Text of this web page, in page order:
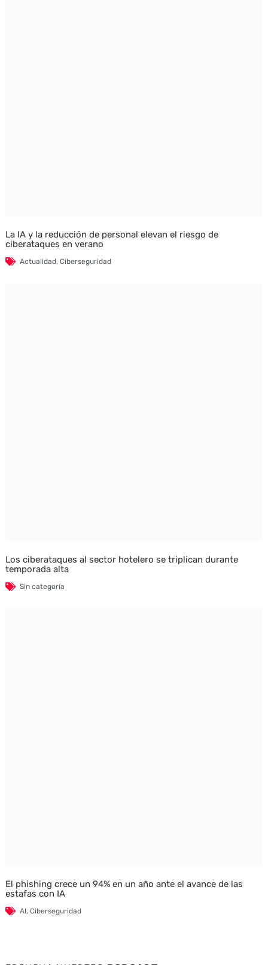
La IA y la reducción de personal elevan el riesgo de
ciberataques en verano
Actualidad, Ciberseguridad
Los ciberataques al sector hotelero se triplican durante
temporada alta
Sin categoría
El phishing crece un 94% en un año ante el avance de las
estafas con IA
AI, Ciberseguridad